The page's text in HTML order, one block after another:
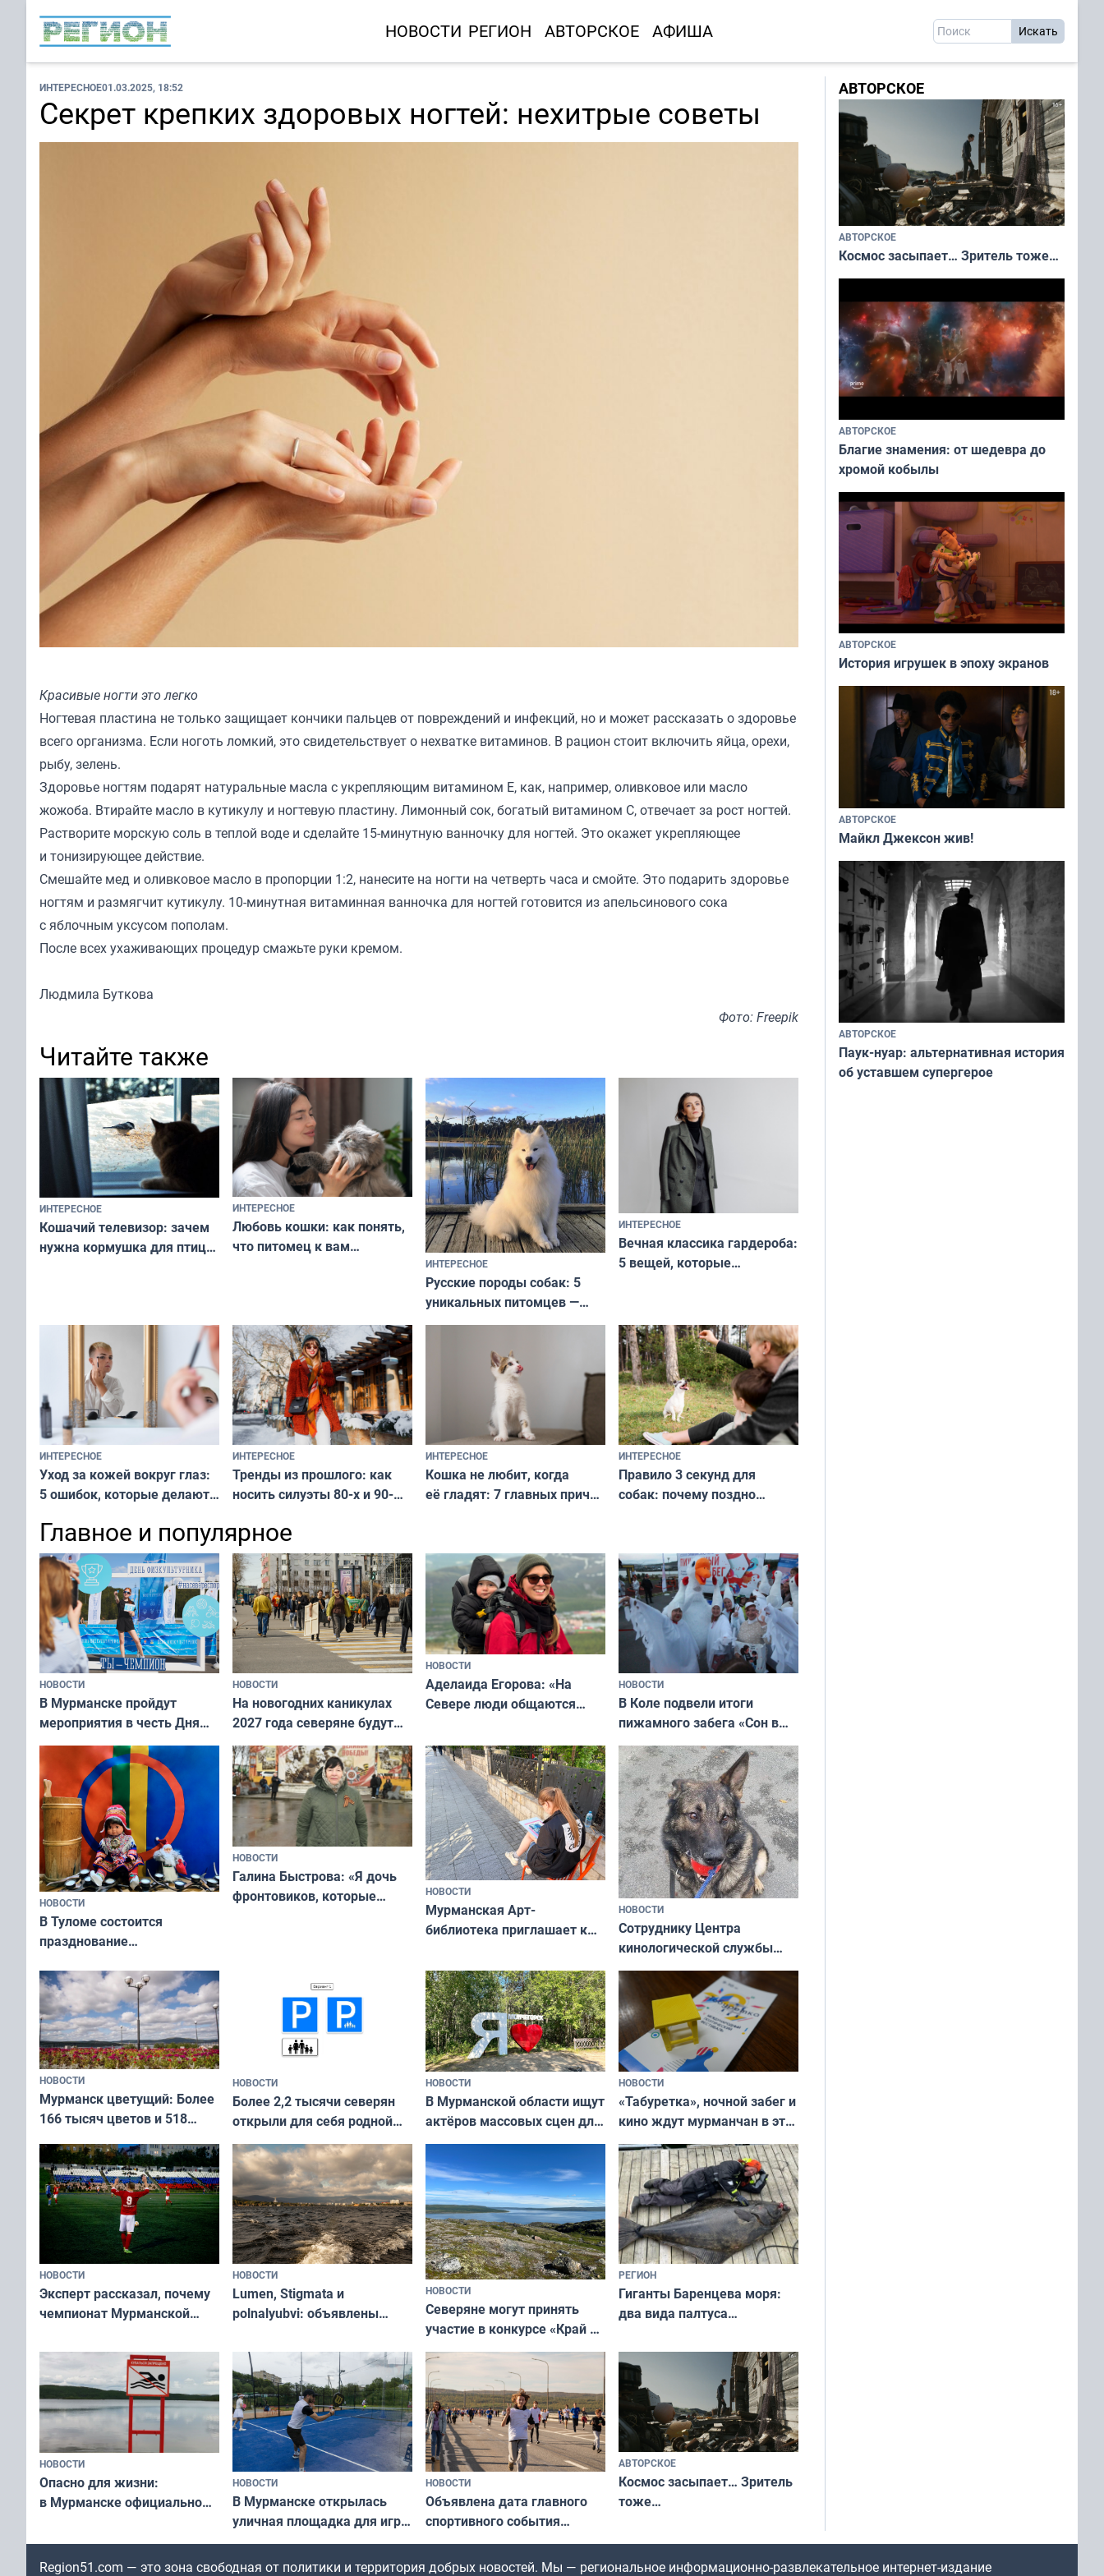
НОВОСТИ РЕГИОН АВТОРСКОЕ АФИША
ИНТЕРЕСНОЕ01.03.2025, 18:52
Секрет крепких здоровых ногтей: нехитрые советы
Красивые ногти это легко
Ногтевая пластина не только защищает кончики пальцев от повреждений и инфекций, но и может рассказать о здоровье
всего организма. Если ноготь ломкий, это свидетельствует о нехватке витаминов. В рацион стоит включить яйца, орехи,
рыбу, зелень.
Здоровье ногтям подарят натуральные масла с укрепляющим витамином Е, как, например, оливковое или масло
жожоба. Втирайте масло в кутикулу и ногтевую пластину. Лимонный сок, богатый витамином С, отвечает за рост ногтей.
Растворите морскую соль в теплой воде и сделайте 15-минутную ванночку для ногтей. Это окажет укрепляющее
и тонизирующее действие.
Смешайте мед и оливковое масло в пропорции 1:2, нанесите на ногти на четверть часа и смойте. Это подарить здоровье
ногтям и размягчит кутикулу. 10-минутная витаминная ванночка для ногтей готовится из апельсинового сока
с яблочным уксусом пополам.
После всех ухаживающих процедур смажьте руки кремом.
Людмила Буткова
Фото: Freepik
Читайте также
ИНТЕРЕСНОЕ
Кошачий телевизор: зачем
нужна кормушка для птиц
ИНТЕРЕСНОЕ
Любовь кошки: как понять,
что питомец к вам
ИНТЕРЕСНОЕ
Русские породы собак: 5
уникальных питомцев —
национальные сокровища
и характером
ИНТЕРЕСНОЕ
Вечная классика гардероба:
5 вещей, которые
и актуально в любой сезон
ИНТЕРЕСНОЕ
Уход за кожей вокруг глаз:
5 ошибок, которые делают
и вернуть свежий взгляд
без дорогих средств
ИНТЕРЕСНОЕ
Тренды из прошлого: как
носить силуэты 80-х и 90-
современно и стильно без
переплат
ИНТЕРЕСНОЕ
Кошка не любит, когда
её гладят: 7 главных причин
независимому питомцу
ИНТЕРЕСНОЕ
Правило 3 секунд для
собак: почему поздно
питомцу всё сразу и без
криков
Главное и популярное
НОВОСТИ
В Мурманске пройдут
мероприятия в честь Дня
физкультурника
НОВОСТИ
На новогодних каникулах
2027 года северяне будут
отдыхать 11 дней
НОВОСТИ
Аделаида Егорова: «На
Севере люди общаются
а потому что
ты им интересен»
НОВОСТИ
В Коле подвели итоги
пижамного забега «Сон в
Олимпийскую ночь»
НОВОСТИ
В Туломе состоится
празднование
коренных народов мира
НОВОСТИ
Галина Быстрова: «Я дочь
фронтовиков, которые
НОВОСТИ
Мурманская Арт-
библиотека приглашает к
и фотографов
НОВОСТИ
Сотруднику Центра
кинологической службы
ищут новый дом
НОВОСТИ
Мурманск цветущий: Более
166 тысяч цветов и 518
НОВОСТИ
Более 2,2 тысячи северян
открыли для себя родной
край в рамках проекта
«Туризм для своих»
НОВОСТИ
В Мурманской области ищут
актёров массовых сцен для
съёмок в
короткометражном фильме
НОВОСТИ
«Табуретка», ночной забег и
кино ждут мурманчан в эти
выходные
НОВОСТИ
Эксперт рассказал, почему
чемпионат Мурманской
незамеченным
НОВОСТИ
Lumen, Stigmata и
polnalyubvi: объявлены
«Имандра» в 2026 года
НОВОСТИ
Северяне могут принять
участие в конкурсе «Край у
северной границы: фотогид
по Печенгскому округу»
РЕГИОН
Гиганты Баренцева моря:
два вида палтуса
НОВОСТИ
Опасно для жизни:
в Мурманске официально
в городских водоёмах
НОВОСТИ
В Мурманске открылась
уличная площадка для игры
в падел
НОВОСТИ
Объявлена дата главного
спортивного события
Заполярья: как зарождался
фестиваль «Гольфстрим»
АВТОРСКОЕ
Космос засыпает… Зритель
тоже…
АВТОРСКОЕ
АВТОРСКОЕ
Космос засыпает… Зритель тоже…
АВТОРСКОЕ
Благие знамения: от шедевра до
хромой кобылы
АВТОРСКОЕ
История игрушек в эпоху экранов
АВТОРСКОЕ
Майкл Джексон жив!
АВТОРСКОЕ
Паук-нуар: альтернативная история
об уставшем супергерое
Region51.com — это зона свободная от политики и территория добрых новостей. Мы — региональное информационно-развлекательное интернет-издание